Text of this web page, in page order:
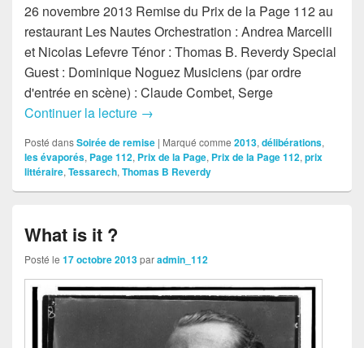
26 novembre 2013 Remise du Prix de la Page 112 au
restaurant Les Nautes Orchestration : Andrea Marcelli
et Nicolas Lefevre Ténor : Thomas B. Reverdy Special
Guest : Dominique Noguez Musiciens (par ordre
d'entrée en scène) : Claude Combet, Serge
Continuer la lecture 26/11/2013
→
Posté dansSoirée de remise | Marqué comme 2013, délibérations,
les évaporés, Page 112, Prix de la Page, Prix de la Page 112, prix
littéraire, Tessarech, Thomas B Reverdy
What is it ?
Posté le 17 octobre 2013paradmin_112